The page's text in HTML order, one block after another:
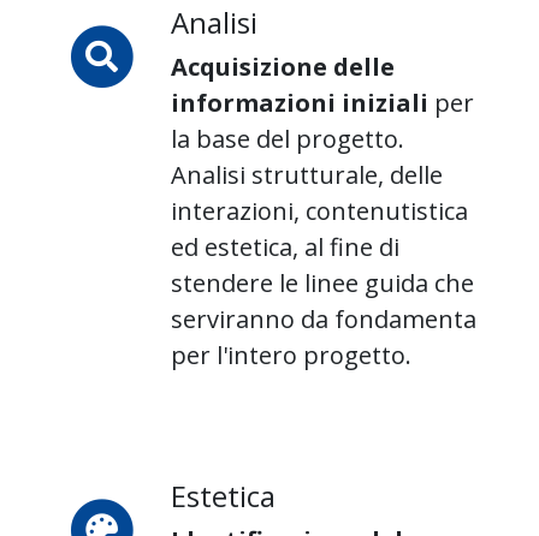
Analisi
Acquisizione delle
informazioni iniziali per
la base del progetto.
Analisi strutturale, delle
interazioni, contenutistica
ed estetica, al fine di
stendere le linee guida che
serviranno da fondamenta
per l'intero progetto.
Estetica